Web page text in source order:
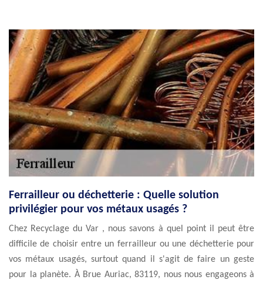
Ferrailleur ou déchetterie : Quelle solution
privilégier pour vos métaux usagés ?
Chez Recyclage du Var , nous savons à quel point il peut être
difficile de choisir entre un ferrailleur ou une déchetterie pour
vos métaux usagés, surtout quand il s'agit de faire un geste
pour la planète. À Brue Auriac, 83119, nous nous engageons à